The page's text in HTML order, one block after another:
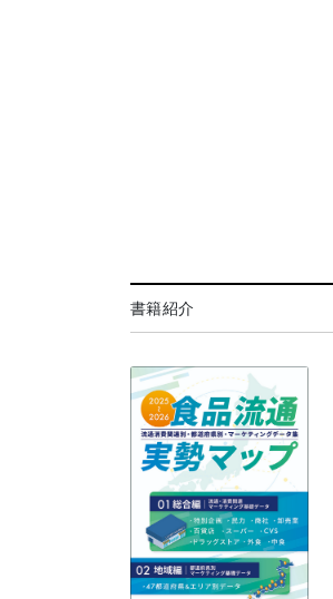
書籍紹介